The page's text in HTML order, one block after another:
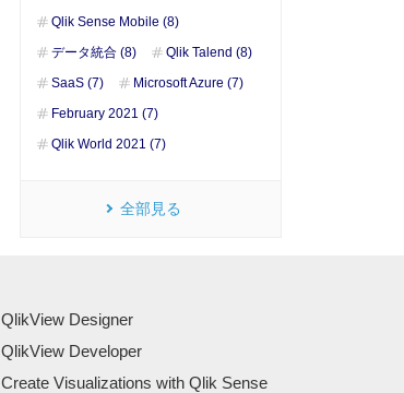
Qlik Sense Mobile (8)
データ統合 (8)
Qlik Talend (8)
SaaS (7)
Microsoft Azure (7)
February 2021 (7)
Qlik World 2021 (7)
全部見る
QlikView Designer
QlikView Developer
Create Visualizations with Qlik Sense